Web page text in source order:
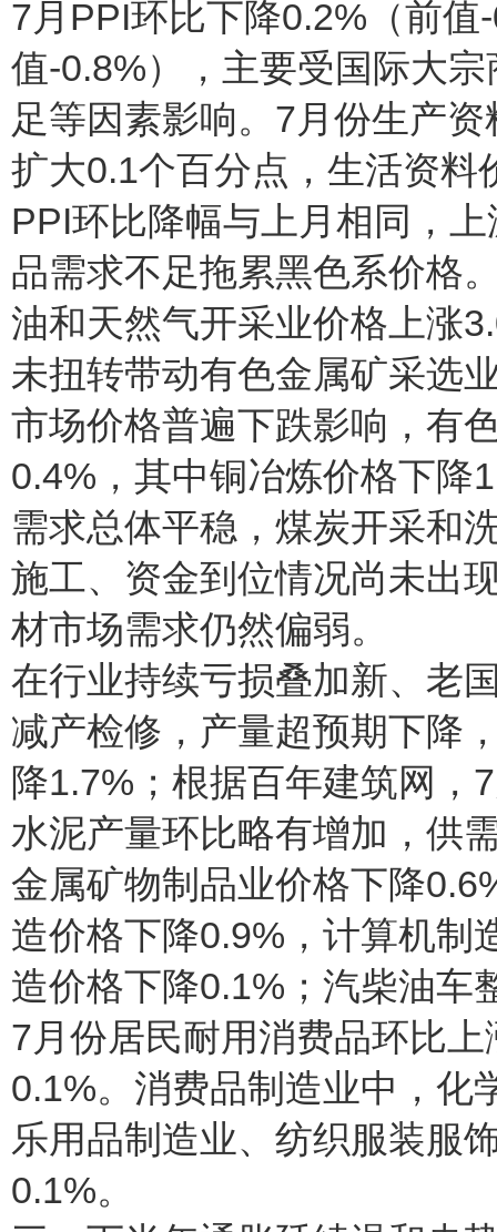
7月PPI环比下降0.2%（前
值-0.8%），主要受国际大
足等因素影响。7月份生产
扩大0.1个百分点，生活资料
PPI环比降幅与上月相同，
品需求不足拖累黑色系价格
油和天然气开采业价格上涨
未扭转带动有色金属矿采选
市场价格普遍下跌影响，有
0.4%，其中铜冶炼价格下降
需求总体平稳，煤炭开采和
施工、资金到位情况尚未出
材市场需求仍然偏弱。
在行业持续亏损叠加新、老
减产检修，产量超预期下降
降1.7%；根据百年建筑网，
水泥产量环比略有增加，供
金属矿物制品业价格下降
造价格下降0.9%，计算机制
造价格下降0.1%；汽柴油车
7月份居民耐用消费品环比
0.1%。消费品制造业中，化
乐用品制造业、纺织服装服
0.1%。